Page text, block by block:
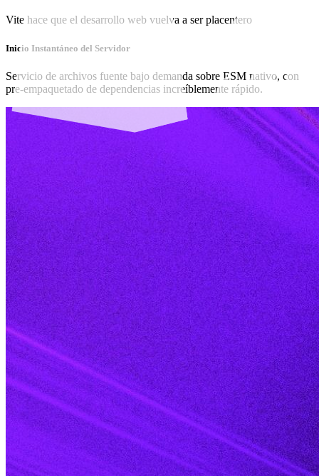
Vite hace que el desarrollo web vuelva a ser placentero
Inicio Instantáneo del Servidor
Servicio de archivos fuente bajo demanda sobre ESM nativo, con
pre-empaquetado de dependencias increíblemente rápido.